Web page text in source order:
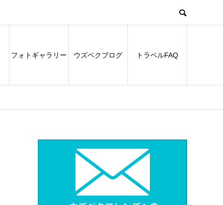
フォトギャラリー ウズベクブログ トラベルFAQ